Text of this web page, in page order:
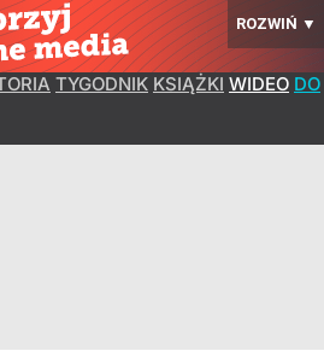
ROZWIŃ ▼
TYGODNIK KSIĄŻKI WIDEO DO